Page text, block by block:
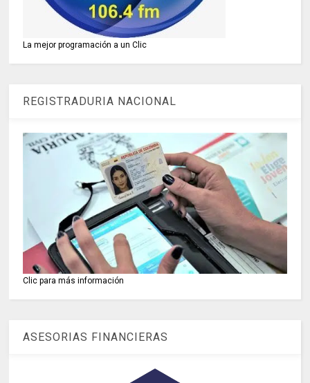
La mejor programación a un Clic
REGISTRADURIA NACIONAL
Clic para más información
ASESORIAS FINANCIERAS